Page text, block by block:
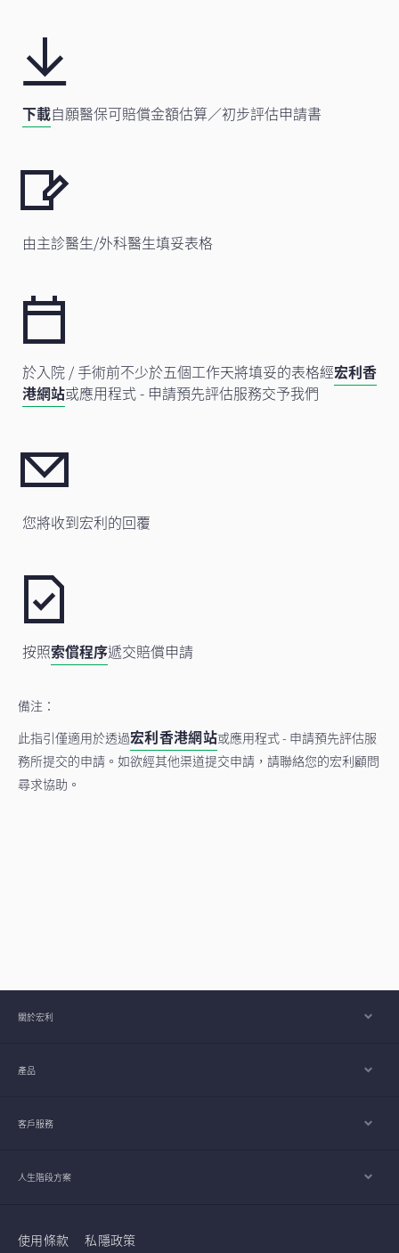
下載自願醫保可賠償金額估算／初步評估申請書
由主診醫生/外科醫生填妥表格
於入院 / 手術前不少於五個工作天將填妥的表格經宏利香
港網站或應用程式 - 申請預先評估服務交予我們
您將收到宏利的回覆
按照索償程序遞交賠償申請
備注：
此指引僅適用於透過宏利香港網站或應用程式 - 申請預先評估服
務所提交的申請。如欲經其他渠道提交申請，請聯絡您的宏利顧問
尋求協助。
關於宏利
產品
客戶服務
人生階段方案
使用條款 私隱政策